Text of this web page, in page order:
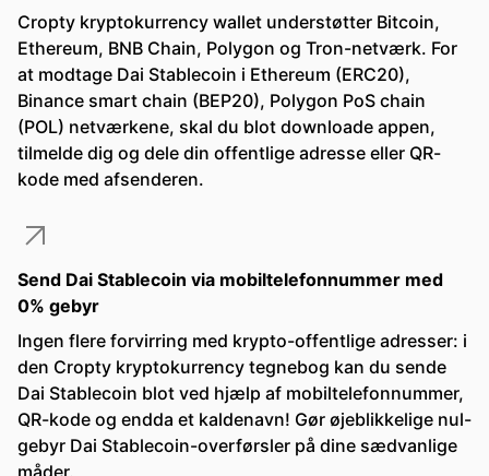
Cropty kryptokurrency wallet understøtter Bitcoin,
Ethereum, BNB Chain, Polygon og Tron-netværk. For
at modtage Dai Stablecoin i Ethereum (ERC20),
Binance smart chain (BEP20), Polygon PoS chain
(POL) netværkene, skal du blot downloade appen,
tilmelde dig og dele din offentlige adresse eller QR-
kode med afsenderen.
Send Dai Stablecoin via mobiltelefonnummer med
0% gebyr
Ingen flere forvirring med krypto-offentlige adresser: i
den Cropty kryptokurrency tegnebog kan du sende
Dai Stablecoin blot ved hjælp af mobiltelefonnummer,
QR-kode og endda et kaldenavn! Gør øjeblikkelige nul-
gebyr Dai Stablecoin-overførsler på dine sædvanlige
måder.